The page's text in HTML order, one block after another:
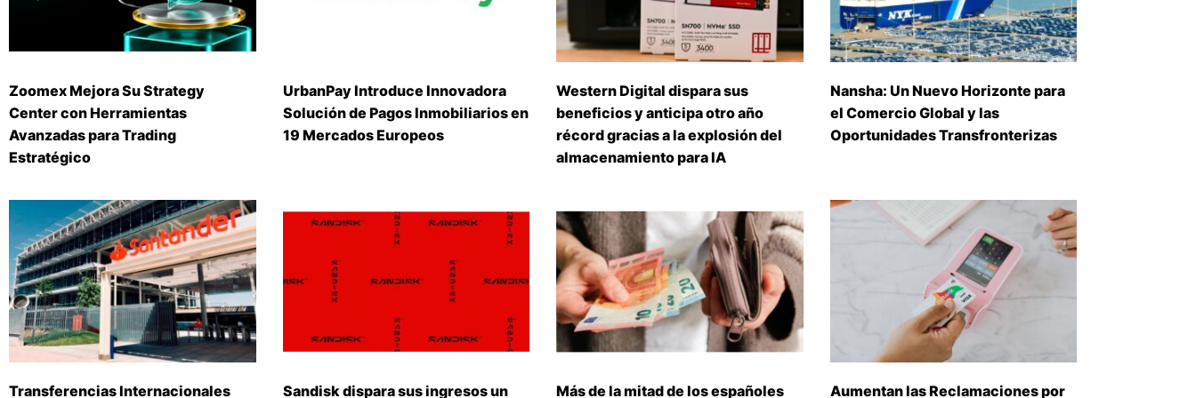
Zoomex Mejora Su Strategy
Center con Herramientas
Avanzadas para Trading
Estratégico
UrbanPay Introduce Innovadora
Solución de Pagos Inmobiliarios en
19 Mercados Europeos
Western Digital dispara sus
beneficios y anticipa otro año
récord gracias a la explosión del
almacenamiento para IA
Nansha: Un Nuevo Horizonte para
el Comercio Global y las
Oportunidades Transfronterizas
Transferencias Internacionales Sandisk dispara sus ingresos un Más de la mitad de los españoles Aumentan las Reclamaciones por